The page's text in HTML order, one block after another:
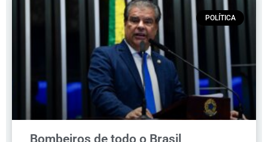
POLÍTICA
Bombeiros de todo o Brasil